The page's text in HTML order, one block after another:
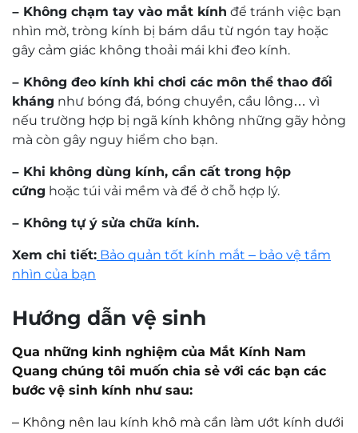
– Không chạm tay vào mắt kính để tránh việc bạn
nhìn mờ, tròng kính bị bám dầu từ ngón tay hoặc
gây cảm giác không thoải mái khi đeo kính.
– Không đeo kính khi chơi các môn thể thao đối
kháng như bóng đá, bóng chuyền, cầu lông… vì
nếu trường hợp bị ngã kính không những gãy hỏng
mà còn gây nguy hiểm cho bạn.
– Khi không dùng kính, cần cất trong hộp
cứng hoặc túi vải mềm và để ở chỗ hợp lý.
– Không tự ý sửa chữa kính.
Xem chi tiết: Bảo quản tốt kính mắt – bảo vệ tầm
nhìn của bạn
Hướng dẫn vệ sinh
Qua những kinh nghiệm của Mắt Kính Nam
Quang chúng tôi muốn chia sẻ với các bạn các
bước vệ sinh kính như sau:
– Không nên lau kính khô mà cần làm ướt kính dưới